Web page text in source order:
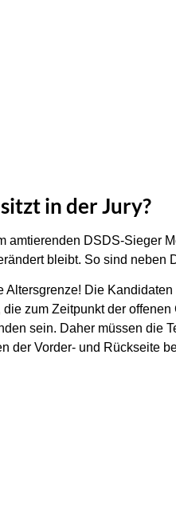
in der Jury?
amtierenden DSDS-Sieger
bleibt. So sind
Altersgrenze! Die
zum Zeitpunkt der
sein. Daher müssen die
der Vorder- und Rückseite